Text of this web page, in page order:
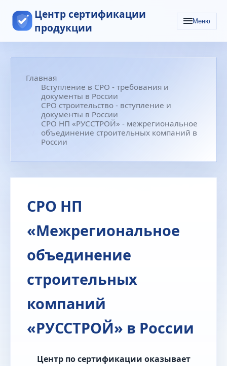
Центр сертификации
продукции
Меню
Главная
Вступление в СРО - требования и
документы в России
СРО строительство - вступление и
документы в России
СРО НП «РУССТРОЙ» - межрегиональное
объединение строительных компаний в
России
СРО НП
«Межрегиональное
объединение
строительных
компаний
«РУССТРОЙ» в России
Центр по сертификации оказывает